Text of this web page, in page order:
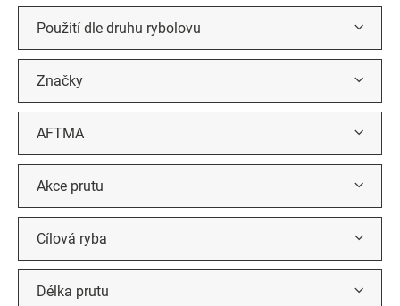
Značky
AFTMA
Akce prutu
Cílová ryba
Délka prutu
Použití dle druhu rybolovu